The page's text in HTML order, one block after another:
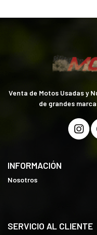
Venta de Motos Usadas y
de grandes
INFORMACIÓN
Nosotros
SERVICIO AL CLIENTE